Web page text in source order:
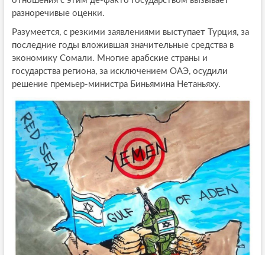
разноречивые оценки.
Разумеется, с резкими заявлениями выступает Турция, за
последние годы вложившая значительные средства в
экономику Сомали. Многие арабские страны и
государства региона, за исключением ОАЭ, осудили
решение премьер-министра Биньямина Нетаньяху.